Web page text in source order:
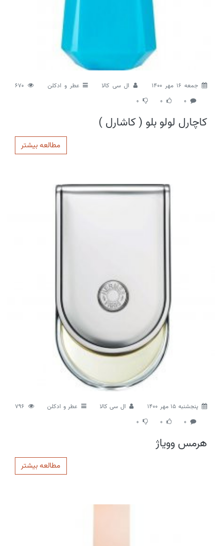
جمعه 16 مهر 1400 ال سی کالا عطر و ادکلن
670
0
0
0
کاچارل لولو بلو ( کاشارل )
مطالعه بیشتر
پنجشنبه 15 مهر 1400 ال سی کالا عطر و ادکلن
796
0
0
0
هرمس وویاژ
مطالعه بیشتر